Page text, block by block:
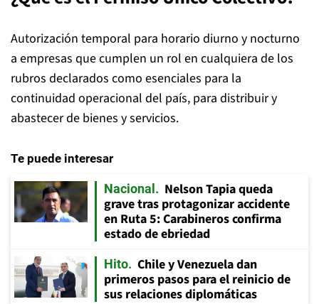
Autorización temporal para horario diurno y nocturno
a empresas que cumplen un rol en cualquiera de los
rubros declarados como esenciales para la
continuidad operacional del país, para distribuir y
abastecer de bienes y servicios.
Te puede interesar
Nacional
Nelson Tapia queda
grave tras protagonizar accidente
en Ruta 5: Carabineros confirma
estado de ebriedad
Hito
Chile y Venezuela dan
primeros pasos para el reinicio de
sus relaciones diplomáticas